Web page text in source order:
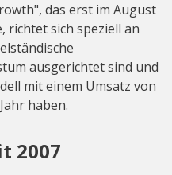
das erst im August
richtet sich speziell an
ausgerichtet sind und
mit einem Umsatz von
haben.
2007